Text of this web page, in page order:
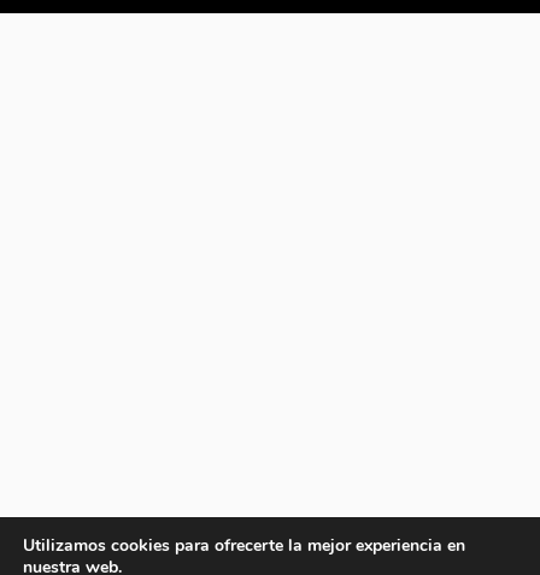
Utilizamos cookies para ofrecerte la mejor experiencia en
nuestra web.